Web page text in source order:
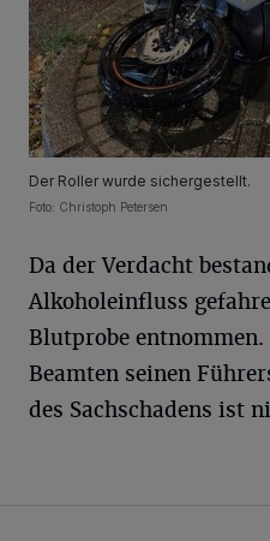
Der Roller wurde sichergestellt.
Foto: Christoph Petersen
Da der Verdacht
Alkoholeinfluss
Blutprobe
Beamten seinen
des Sachschadens ist